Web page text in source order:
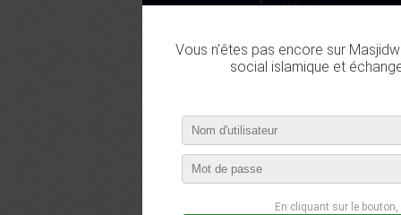
Vous n'êtes pas encore sur
social islamique et
En cliquant sur le